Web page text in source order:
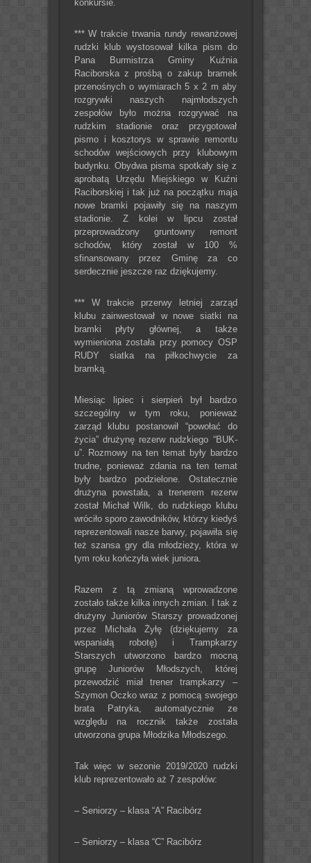
konkursie.
*** W trakcie trwania rundy rewanżowej
rudzki klub wystosował kilka pism do
Pana Burmistrza Gminy Kuźnia
Raciborska z prośbą o zakup bramek
przenośnych o wymiarach 5 x 2 m aby
rozgrywki naszych najmłodszych
zespołów było można rozgrywać na
rudzkim stadionie oraz przygotował
pismo i kosztorys w sprawie remontu
schodów wejściowych przy klubowym
budynku. Obydwa pisma spotkały się z
aprobatą Urzędu Miejskiego w Kuźni
Raciborskiej i tak już na początku maja
nowe bramki pojawiły się na naszym
stadionie. Z kolei w lipcu został
przeprowadzony gruntowny remont
schodów, który został w 100 %
sfinansowany przez Gminę za co
serdecznie jeszcze raz dziękujemy.
*** W trakcie przerwy letniej zarząd
klubu zainwestował w nowe siatki na
bramki płyty głównej, a także
wymieniona została przy pomocy OSP
RUDY siatka na piłkochwycie za
bramką.
Miesiąc lipiec i sierpień był bardzo
szczególny w tym roku, ponieważ
zarząd klubu postanowił “powołać do
życia” drużynę rezerw rudzkiego “BUK-
u”. Rozmowy na ten temat były bardzo
trudne, ponieważ zdania na ten temat
były bardzo podzielone. Ostatecznie
drużyna powstała, a trenerem rezerw
został Michał Wilk, do rudzkiego klubu
wróciło sporo zawodników, którzy kiedyś
reprezentowali nasze barwy, pojawiła się
też szansa gry dla młodzieży, która w
tym roku kończyła wiek juniora.
Razem z tą zmianą wprowadzone
zostało także kilka innych zmian. I tak z
drużyny Juniorów Starszy prowadzonej
przez Michała Żyłę (dziękujemy za
wspaniałą robotę) i Trampkarzy
Starszych utworzono bardzo mocną
grupę Juniorów Młodszych, której
przewodzić miał trener trampkarzy –
Szymon Oczko wraz z pomocą swojego
brata Patryka, automatycznie ze
względu na rocznik także została
utworzona grupa Młodzika Młodszego.
Tak więc w sezonie 2019/2020 rudzki
klub reprezentowało aż 7 zespołów:
– Seniorzy – klasa “A” Racibórz
– Seniorzy – klasa “C” Racibórz